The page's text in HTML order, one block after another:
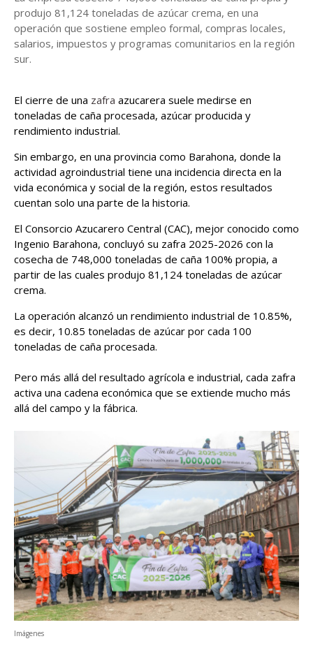
produjo 81,124 toneladas de azúcar crema, en una
operación que sostiene empleo formal, compras locales,
salarios, impuestos y programas comunitarios en la región
sur.
El cierre de una zafra azucarera suele medirse en
toneladas de caña procesada, azúcar producida y
rendimiento industrial.
Sin embargo, en una provincia como Barahona, donde la
actividad agroindustrial tiene una incidencia directa en la
vida económica y social de la región, estos resultados
cuentan solo una parte de la historia.
El Consorcio Azucarero Central (CAC), mejor conocido como
Ingenio Barahona, concluyó su zafra 2025-2026 con la
cosecha de 748,000 toneladas de caña 100% propia, a
partir de las cuales produjo 81,124 toneladas de azúcar
crema.
La operación alcanzó un rendimiento industrial de 10.85%,
es decir, 10.85 toneladas de azúcar por cada 100
toneladas de caña procesada.
Pero más allá del resultado agrícola e industrial, cada zafra
activa una cadena económica que se extiende mucho más
allá del campo y la fábrica.
Imágenes